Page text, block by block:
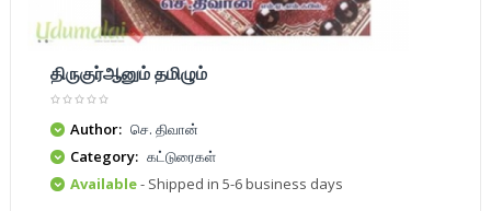
திருகுர்ஆனும் தமிழும்
Author: செ. திவான்
Category: கட்டுரைகள்
Available- Shipped in 5-6 business days